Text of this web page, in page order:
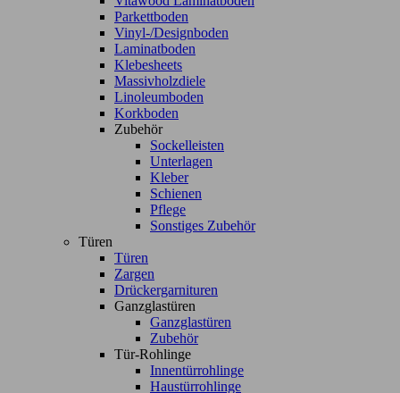
Parkettboden
Vinyl-/Designboden
Laminatboden
Klebesheets
Massivholzdiele
Linoleumboden
Korkboden
Zubehör
Sockelleisten
Unterlagen
Kleber
Schienen
Pflege
Sonstiges Zubehör
Türen
Türen
Zargen
Drückergarnituren
Ganzglastüren
Ganzglastüren
Zubehör
Tür-Rohlinge
Innentürrohlinge
Haustürrohlinge